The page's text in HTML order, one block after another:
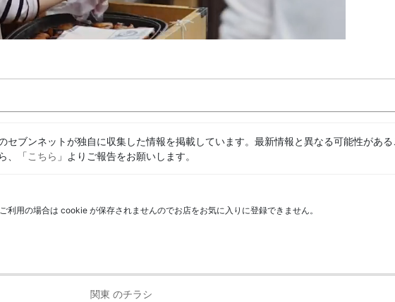
セブンネットが独自に収集した情報を掲載しています。最新情報と異なる可能性があ
、「こちら 」よりご報告をお願いします。
用の場合は cookie が保存されませんのでお店をお気に入りに登録できません。
関東 のチラシ